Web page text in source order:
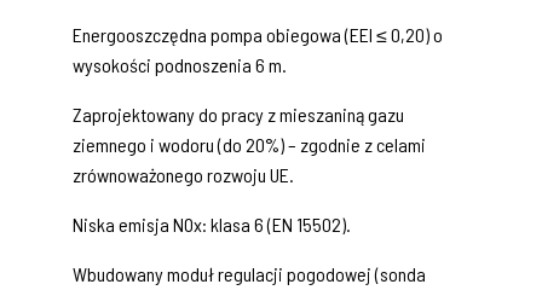
Energooszczędna pompa obiegowa (EEI ≤ 0,20) o
wysokości podnoszenia 6 m.
Zaprojektowany do pracy z mieszaniną gazu
ziemnego i wodoru (do 20%) – zgodnie z celami
zrównoważonego rozwoju UE.
Niska emisja NOx: klasa 6 (EN 15502).
Wbudowany moduł regulacji pogodowej (sonda